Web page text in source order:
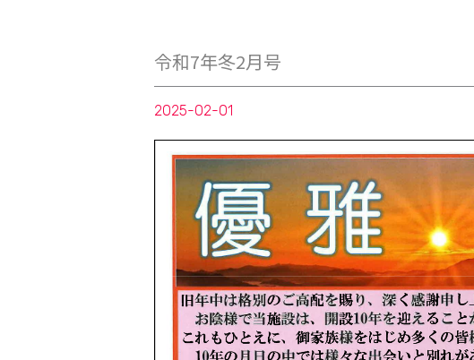
令和7年冬2月号
2025-02-01